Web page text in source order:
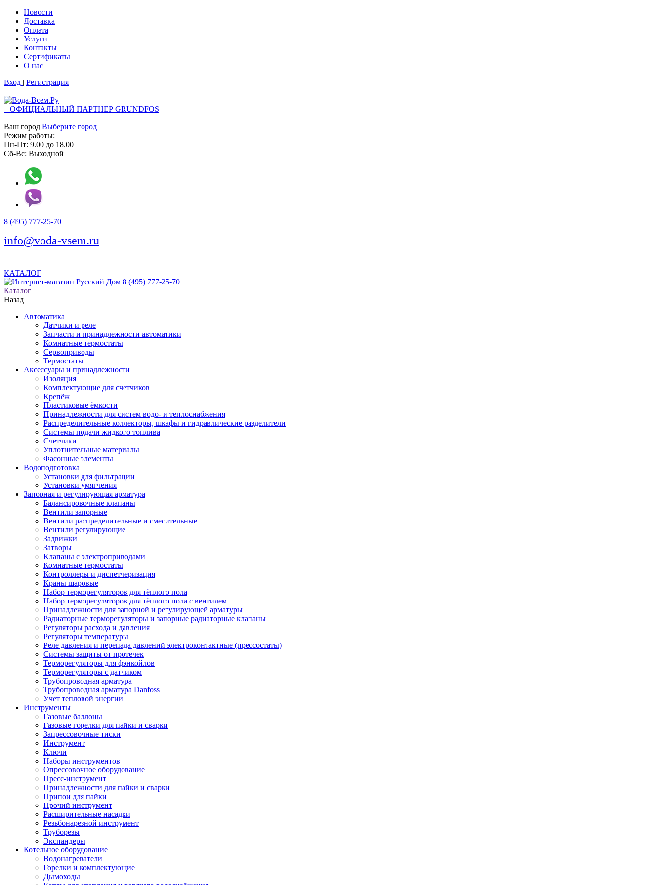
Новости
Доставка
Оплата
Услуги
Контакты
Cертификаты
О нас
Вход | Регистрация
ОФИЦИАЛЬНЫЙ ПАРТНЕР GRUNDFOS
Ваш город Выберите город
Режим работы:
Пн-Пт: 9.00 до 18.00
Сб-Вс: Выходной
8 (495) 777-25-70
info@voda-vsem.ru
КАТАЛОГ
8 (495) 777-25-70
Каталог
Назад
Автоматика
Датчики и реле
Запчасти и принадлежности автоматики
Комнатные термостаты
Сервоприводы
Термостаты
Аксессуары и принадлежности
Изоляция
Комплектующие для счетчиков
Крепёж
Пластиковые ёмкости
Принадлежности для систем водо- и теплоснабжения
Распределительные коллекторы, шкафы и гидравлические разделители
Системы подачи жидкого топлива
Счетчики
Уплотнительные материалы
Фасонные элементы
Водоподготовка
Установки для фильтрации
Установки умягчения
Запорная и регулирующая арматура
Балансировочные клапаны
Вентили запорные
Вентили распределительные и смесительные
Вентили регулирующие
Задвижки
Затворы
Клапаны с электроприводами
Комнатные термостаты
Контроллеры и диспетчеризация
Краны шаровые
Набор терморегуляторов для тёплого пола
Набор терморегуляторов для тёплого пола с вентилем
Принадлежности для запорной и регулирующей арматуры
Радиаторные терморегуляторы и запорные радиаторные клапаны
Регуляторы расхода и давления
Регуляторы температуры
Реле давления и перепада давлений электроконтактные (прессостаты)
Системы защиты от протечек
Терморегуляторы для фэнкойлов
Терморегуляторы с датчиком
Трубопроводная арматура
Трубопроводная арматура Danfoss
Учет тепловой энергии
Инструменты
Газовые баллоны
Газовые горелки для пайки и сварки
Запрессовочные тиски
Инструмент
Ключи
Наборы инструментов
Опрессовочное оборудование
Пресс-инструмент
Принадлежности для пайки и сварки
Припои для пайки
Прочий инструмент
Расширительные насадки
Резьбонарезной инструмент
Труборезы
Экспандеры
Котельное оборудование
Водонагреватели
Горелки и комплектующие
Дымоходы